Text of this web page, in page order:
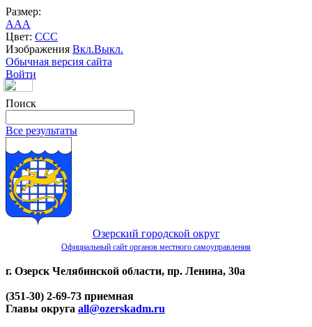
Размер:
AAA
Цвет: CCC
Изображения Вкл.Выкл.
Обычная версия сайта
Войти
Поиск
Все результаты
Озерский городской округ
Официальный сайт органов местного самоуправления
г. Озерск Челябинской области, пр. Ленина, 30а
(351-30) 2-69-73 приемная
Главы округа all@ozerskadm.ru